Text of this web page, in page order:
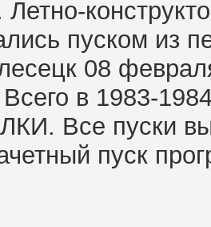
Летно-
пуском из
08
в 1983-1984
Все пуски
пуск